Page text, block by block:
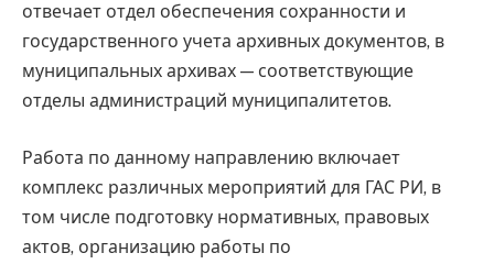
отвечает отдел обеспечения сохранности и
государственного учета архивных документов, в
муниципальных архивах — соответствующие
отделы администраций муниципалитетов.
Работа по данному направлению включает
комплекс различных мероприятий для ГАС РИ, в
том числе подготовку нормативных, правовых
актов, организацию работы по